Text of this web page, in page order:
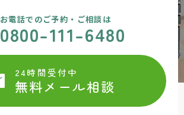
お電話でのご予約・ご相談は
0800-111-6480
24時間受付中
無料メール相談